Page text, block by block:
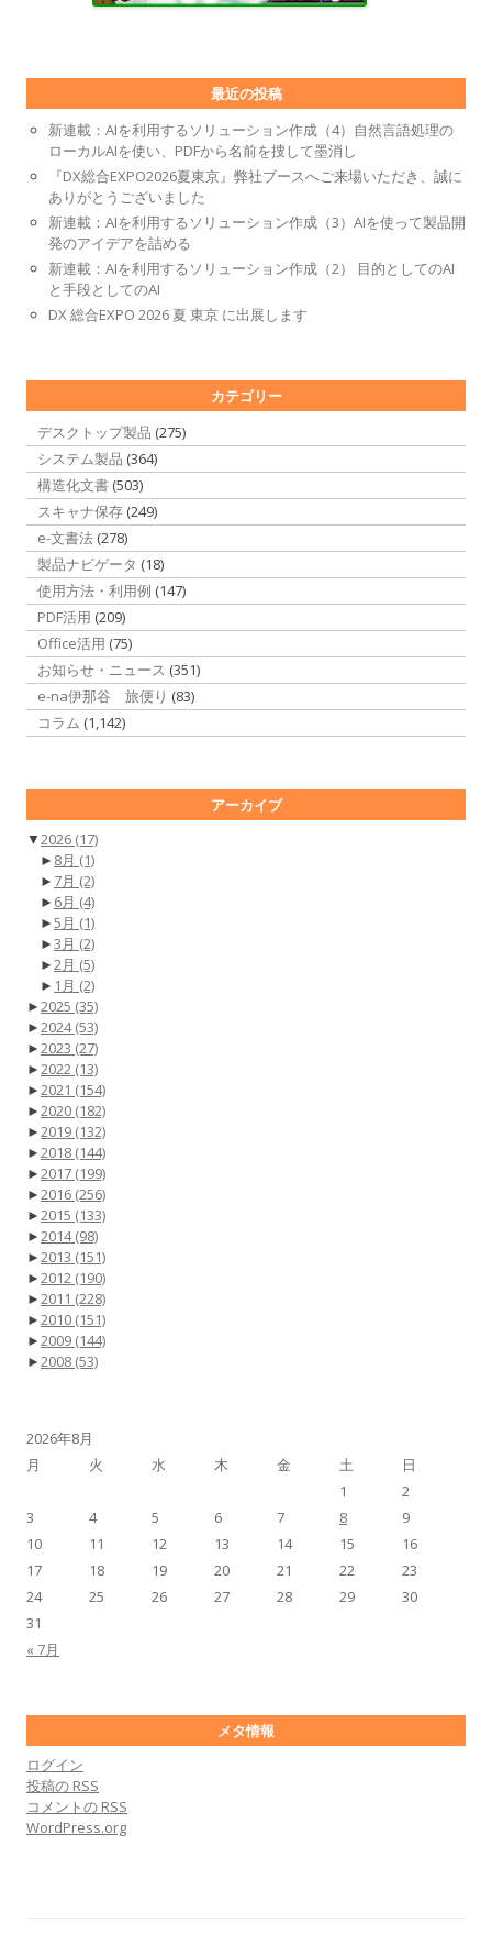
最近の投稿
新連載：AIを利用するソリューション作成（4）自然言語処理の
ローカルAIを使い、PDFから名前を捜して墨消し
『DX総合EXPO2026夏東京』弊社ブースへご来場いただき、誠に
ありがとうございました
新連載：AIを利用するソリューション作成（3）AIを使って製品開
発のアイデアを詰める
新連載：AIを利用するソリューション作成（2） 目的としてのAI
と手段としてのAI
DX 総合EXPO 2026 夏 東京 に出展します
カテゴリー
デスクトップ製品 (275)
システム製品 (364)
構造化文書 (503)
スキャナ保存 (249)
e-文書法 (278)
製品ナビゲータ (18)
使用方法・利用例 (147)
PDF活用 (209)
Office活用 (75)
お知らせ・ニュース (351)
e-na伊那谷 旅便り (83)
コラム (1,142)
アーカイブ
▼2026 (17)
► 8月 (1)
► 7月 (2)
► 6月 (4)
►5月 (1)
►3月 (2)
►2月 (5)
► 1月 (2)
►2025 (35)
►2024(53)
►2023 (27)
►2022 (13)
►2021 (154)
►2020 (182)
►2019 (132)
►2018 (144)
►2017 (199)
►2016 (256)
►2015 (133)
►2014(98)
►2013 (151)
►2012 (190)
►2011 (228)
►2010 (151)
►2009 (144)
►2008 (53)
2026年8月
月
火 水 木 金 土 日
« 7月
1
2
3
4 5 6 7 8
9
10
11 12 13 14 15
16
17
18 19 20 21 22
23
24
25 26 27 28 29
30
31
メタ情報
ログイン
投稿の RSS
コメントの RSS
WordPress.org